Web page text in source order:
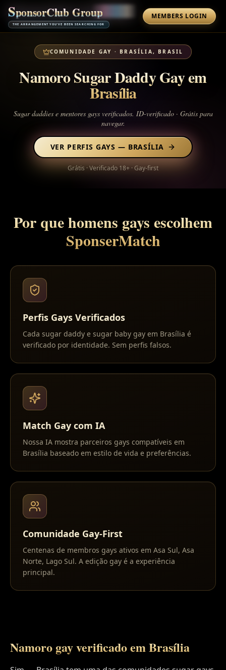
SponsorClub Group
THE ARRANGEMENT YOU'VE BEEN SEARCHING FOR
MEMBERS LOGIN
COMUNIDADE GAY · BRASÍLIA, BRASIL
Namoro Sugar Daddy Gay em
Brasília
Sugar daddies e mentores gays verificados. ID-verificado · Grátis para
navegar.
VER PERFIS GAYS — BRASÍLIA
Grátis · Verificado 18+ · Gay-first
Por que homens gays escolhem
SponserMatch
Perfis Gays Verificados
Cada sugar daddy e sugar baby gay em Brasília é
verificado por identidade. Sem perfis falsos.
Match Gay com IA
Nossa IA mostra parceiros gays compatíveis em
Brasília baseado em estilo de vida e preferências.
Comunidade Gay-First
Centenas de membros gays ativos em Asa Sul, Asa
Norte, Lago Sul. A edição gay é a experiência
principal.
Namoro gay verificado emBrasília